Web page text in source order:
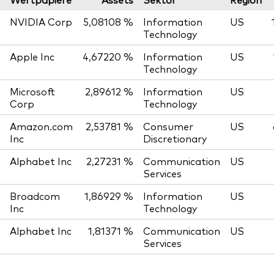
NVIDIA Corp
5,08108 %
Information
Technology
US
Apple Inc 4,67220 %
Information
Technology
US
Microsoft
Corp
2,89612 %
Information
Technology
US
Amazon.com
Inc
2,53781 %
Consumer
Discretionary
US
Alphabet Inc 2,27231 %
Communication
Services
US
Broadcom
Inc
1,86929 %
Information
Technology
US
Alphabet Inc 1,81371 %
Communication
Services
US